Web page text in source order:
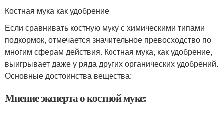
Костная мука как удобрение
Если сравнивать костную муку с химическими типами
подкормок, отмечается значительное превосходство по
многим сферам действия. Костная мука, как удобрение,
выигрывает даже у ряда других органических удобрений.
Основные достоинства вещества:
Мнение эксперта о костной муке: